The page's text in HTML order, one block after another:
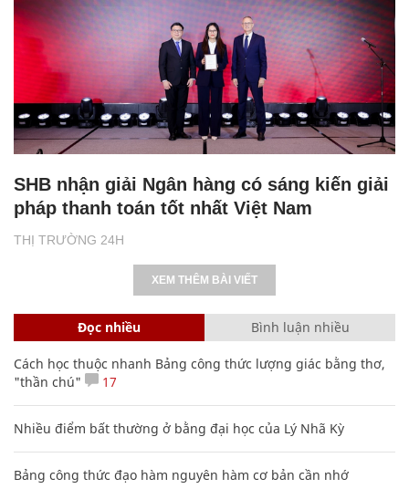
THỊ TRƯỜNG 24H
SHB nhận giải Ngân hàng có sáng kiến giải
pháp thanh toán tốt nhất Việt Nam
XEM THÊM BÀI VIẾT
Đọc nhiều Bình luận nhiều
Cách học thuộc nhanh Bảng công thức lượng giác bằng thơ,
"thần chú"
17
Nhiều điểm bất thường ở bằng đại học của Lý Nhã Kỳ
Bảng công thức đạo hàm nguyên hàm cơ bản cần nhớ